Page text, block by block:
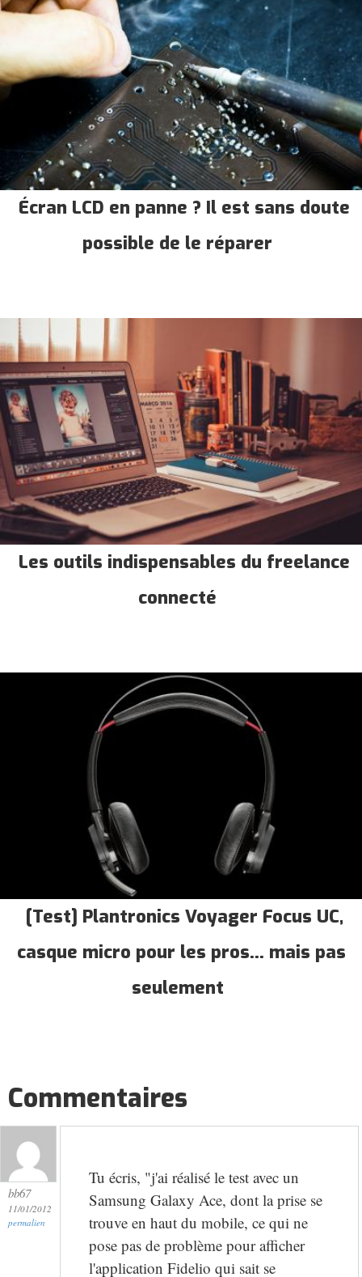
Écran LCD en panne ? Il est sans doute
possible de le réparer
Les outils indispensables du freelance
connecté
[Test] Plantronics Voyager Focus UC,
casque micro pour les pros... mais pas
seulement
Commentaires
bb67
11/01/2012
permalien
Tu écris, "j'ai réalisé le test avec un
Samsung Galaxy Ace, dont la prise se
trouve en haut du mobile, ce qui ne
pose pas de problème pour afficher
l'application Fidelio qui sait se